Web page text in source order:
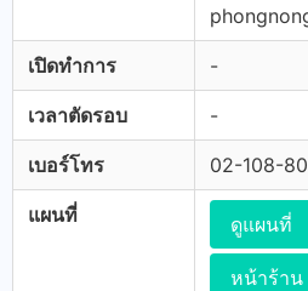
เปิดทำการ -
เวลาตัดรอบ -
เบอร์โทร 02-108-
แผนที่ ดูแผนที่
หน้าร้าน